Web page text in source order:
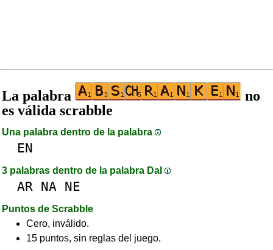
La palabra
no
es válida scrabble
Una palabra dentro de la palabra
EN
3 palabras dentro de la palabra DaI
AR NA NE
Puntos de Scrabble
Cero, inválido.
15 puntos, sin reglas del juego.